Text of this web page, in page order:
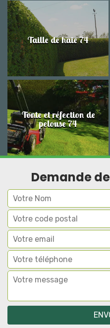
Taille de haie 74
Tonte et réfection de
pelouse 74
Demande